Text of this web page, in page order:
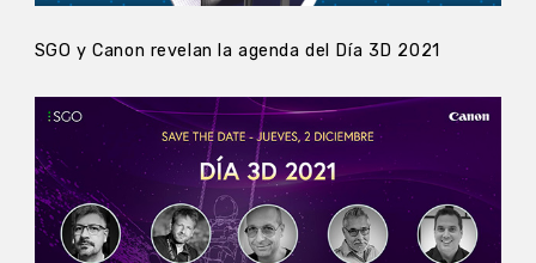
SGO y Canon revelan la agenda del Día 3D 2021